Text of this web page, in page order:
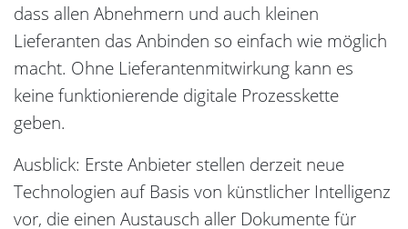
dass allen Abnehmern und auch kleinen
Lieferanten das Anbinden so einfach wie möglich
macht. Ohne Lieferantenmitwirkung kann es
keine funktionierende digitale Prozesskette
geben.
Ausblick: Erste Anbieter stellen derzeit neue
Technologien auf Basis von künstlicher Intelligenz
vor, die einen Austausch aller Dokumente für